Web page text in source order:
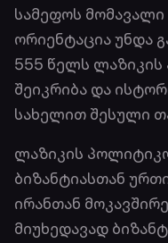
სამეფოს
ორიენტაცია უნდა
555 წელს
შეიკრიბა და
სახელით შესული
ლაზიკის
ბიზანტიასთან
ირანთან
მიუხედავად